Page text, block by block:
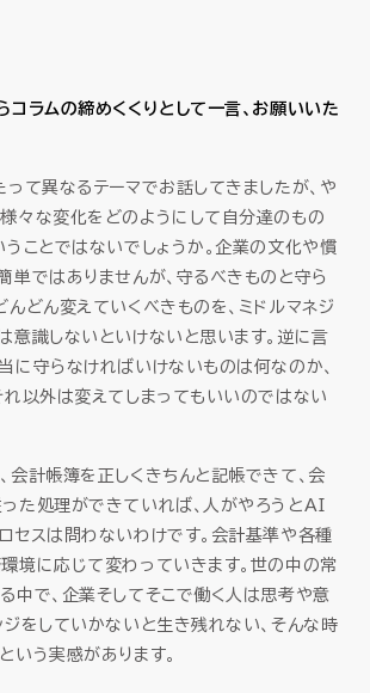
コラムの締めくくりとして一言、お願いいた
って異なるテーマでお話してきましたが、や
々な変化をどのようにして自分達のもの
うことではないでしょうか。企業の文化や慣
単ではありませんが、守るべきものと守ら
んどん変えていくべきものを、ミドルマネジ
意識しないといけないと思います。逆に言
に守らなければいけないものは何なのか、
れ以外は変えてしまってもいいのではない
会計帳簿を正しくきちんと記帳できて、会
た処理ができていれば、人がやろうとAI
セスは問わないわけです。会計基準や各種
境に応じて変わっていきます。世の中の常
中で、企業そしてそこで働く人は思考や意
ジをしていかないと生き残れない、そんな時
いう実感があります。